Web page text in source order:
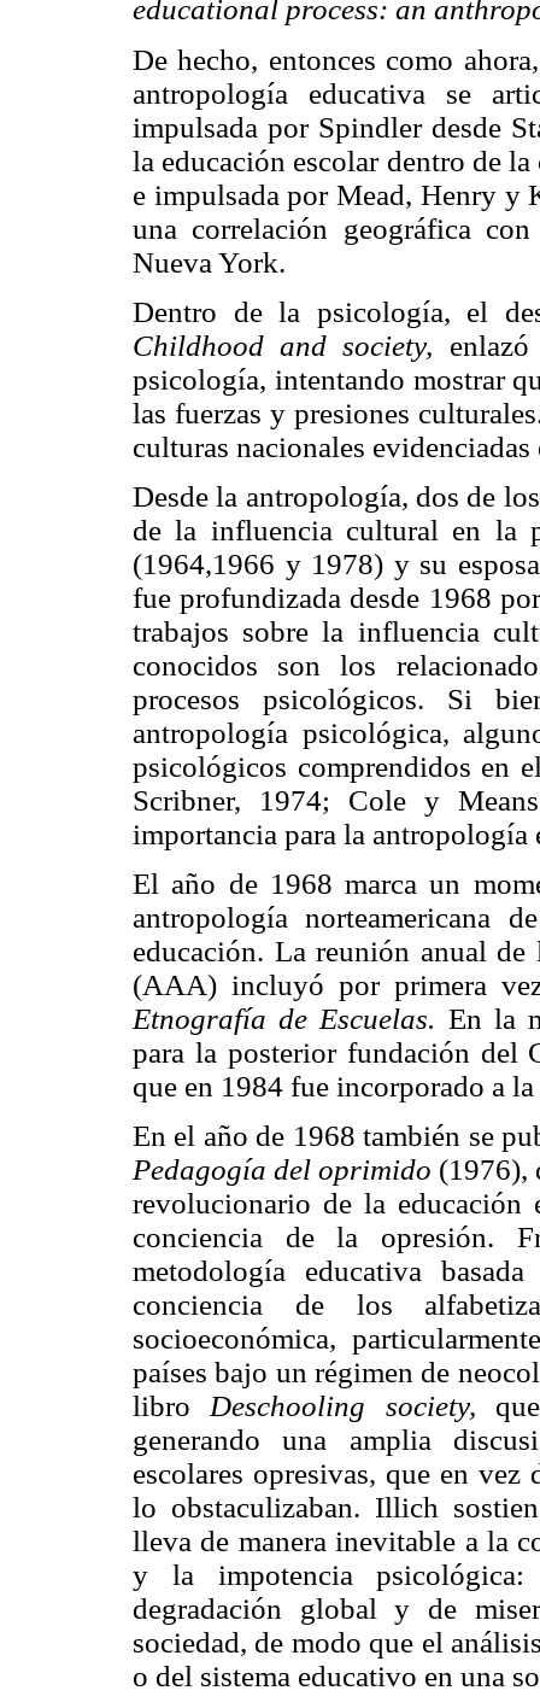
educational process: an
De hecho, entonces como
antropología educativa se
impulsada por Spindler desde
la educación escolar dentro de
e impulsada por Mead, Henry y
una correlación geográfica
Nueva York.
Dentro de la psicología, el
Childhood and society,
psicología, intentando mostrar
las fuerzas y presiones
culturas nacionales
Desde la antropología, dos de
de la influencia cultural en la
(1964,1966 y 1978) y su
fue profundizada desde 1968
trabajos sobre la influencia
conocidos son los
procesos psicológicos. Si
antropología psicológica,
psicológicos comprendidos en
Scribner, 1974; Cole y
importancia para la antropología
El año de 1968 marca un
antropología norteamericana
educación. La reunión anual
(AAA) incluyó por primera
Etnografía de Escuelas. En la
para la posterior fundación del
que en 1984 fue incorporado a
En el año de 1968 también se
Pedagogía del oprimido (1976),
revolucionario de la educación
conciencia de la opresión.
metodología educativa
conciencia de los
socioeconómica,
países bajo un régimen de
libro Deschooling society,
generando una amplia
escolares opresivas, que en
lo obstaculizaban. Illich
lleva de manera inevitable a la
y la impotencia
degradación global y de
sociedad, de modo que el
o del sistema educativo en una